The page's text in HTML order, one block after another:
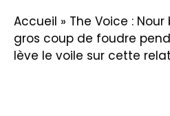
Accueil » The Voice :
gros coup de foudre
lève le voile sur cette